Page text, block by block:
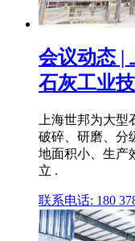
会议动态 |
石灰工业
上海世邦为大
破碎、研磨、分
地面积小、生产
立 .
联系电话: 180